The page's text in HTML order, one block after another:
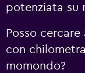
potenziata su
Posso
con
momondo?